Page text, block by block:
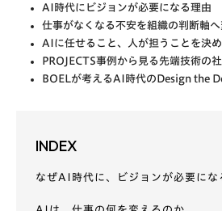
AI時代にビジョンが必要になる理由
仕事がなくなる不安を組織の判断軸
AIに任せること、人が担うことを決
PROJECTS事例から見る先端技術の
BOELが考えるAI時代のDesign the
INDEX
なぜAI時代に、ビジョンが必要にな